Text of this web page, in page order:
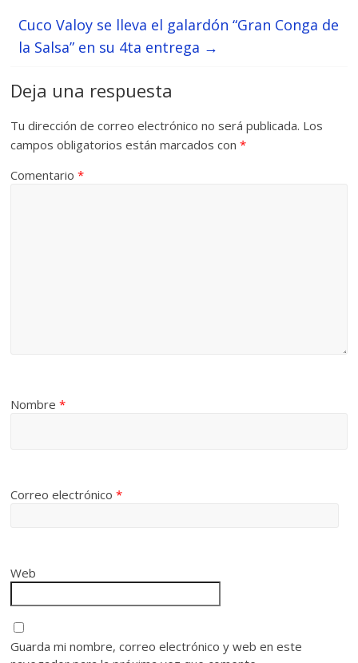
Cuco Valoy se lleva el galardón “Gran Conga de
la Salsa” en su 4ta entrega →
Deja una respuesta
Tu dirección de correo electrónico no será publicada. Los
campos obligatorios están marcados con*
Comentario*
Nombre*
Correo electrónico*
Web
Guarda mi nombre, correo electrónico y web en este